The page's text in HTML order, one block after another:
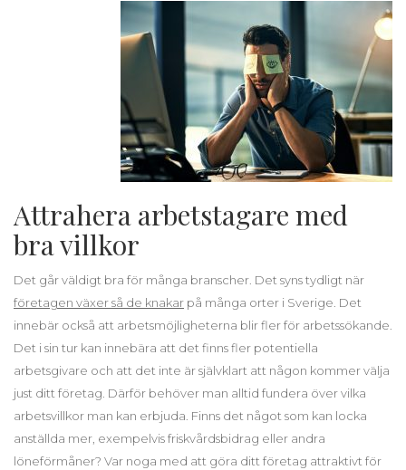
Attrahera arbetstagare med
bra villkor
Det går väldigt bra för många branscher. Det syns tydligt när
företagen växer så de knakar på många orter i Sverige. Det
innebär också att arbetsmöjligheterna blir fler för arbetssökande.
Det i sin tur kan innebära att det finns fler potentiella
arbetsgivare och att det inte är självklart att någon kommer välja
just ditt företag. Därför behöver man alltid fundera över vilka
arbetsvillkor man kan erbjuda. Finns det något som kan locka
anställda mer, exempelvis friskvårdsbidrag eller andra
löneförmåner? Var noga med att göra ditt företag attraktivt för